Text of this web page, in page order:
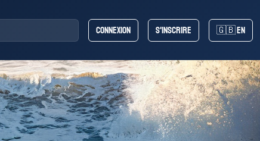
Connexion S'inscrire 🇬🇧 EN